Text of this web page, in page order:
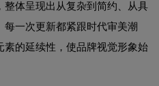
体呈现出从复杂到简约、从具
一次更新都紧跟时代审美潮
的延续性，使品牌视觉形象始